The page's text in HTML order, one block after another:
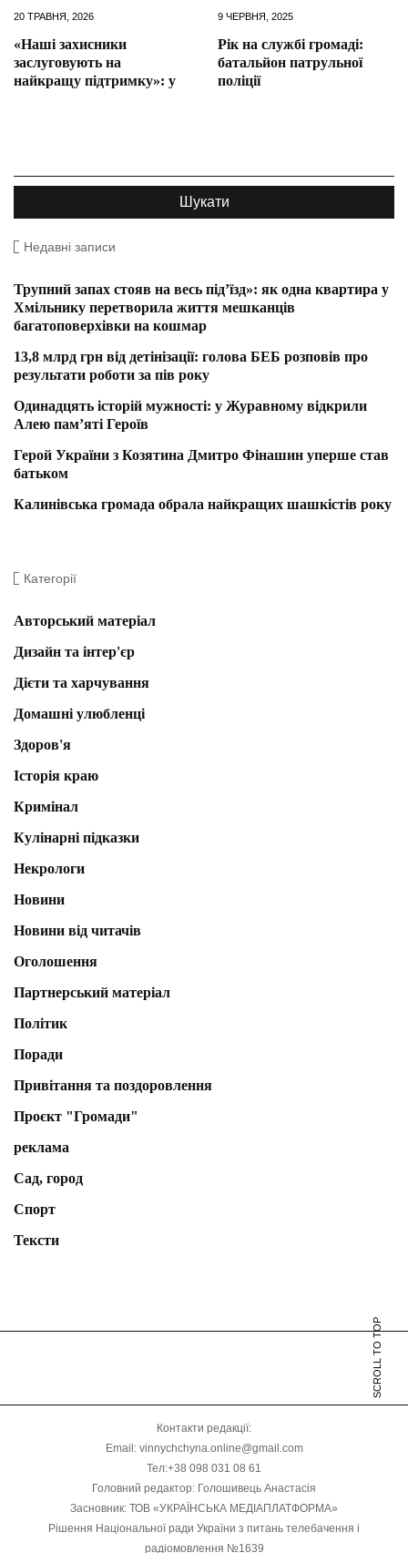
20 ТРАВНЯ, 2026
«Наші захисники
заслуговують на
найкращу підтримку»: у
9 ЧЕРВНЯ, 2025
Рік на службі громаді:
батальйон патрульної
поліції
Недавні записи
Трупний запах стояв на весь під’їзд»: як одна квартира у
Хмільнику перетворила життя мешканців
багатоповерхівки на кошмар
13,8 млрд грн від детінізації: голова БЕБ розповів про
результати роботи за пів року
Одинадцять історій мужності: у Журавному відкрили
Алею пам’яті Героїв
Герой України з Козятина Дмитро Фінашин уперше став
батьком
Калинівська громада обрала найкращих шашкістів року
Категорії
Авторський матеріал
Дизайн та інтер'єр
Дієти та харчування
Домашні улюбленці
Здоров'я
Історія краю
Кримінал
Кулінарні підказки
Некрологи
Новини
Новини від читачів
Оголошення
Партнерський матеріал
Політик
Поради
Привітання та поздоровлення
Проєкт "Громади"
реклама
Сад, город
Спорт
Тексти
SCROLL TO TOP
Контакти редакції:
Email: vinnychchyna.online@gmail.com
Тел:+38 098 031 08 61
Головний редактор: Голошивець Анастасія
Засновник: ТОВ «УКРАЇНСЬКА МЕДІАПЛАТФОРМА»
Рішення Національної ради України з питань телебачення і
радіомовлення №1639